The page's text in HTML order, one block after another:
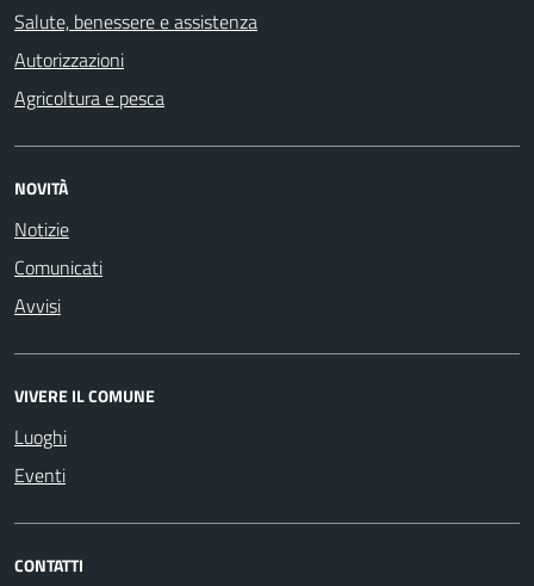
Salute, benessere e assistenza
Autorizzazioni
Agricoltura e pesca
NOVITÀ
Notizie
Comunicati
Avvisi
VIVERE IL COMUNE
Luoghi
Eventi
CONTATTI